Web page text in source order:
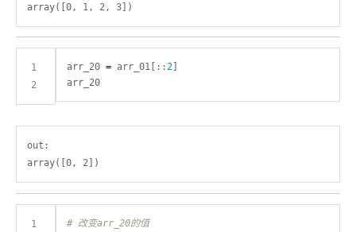
1
2
arr_20 = arr_01[::2
arr_20
out:
1
# 改变arr_20的值